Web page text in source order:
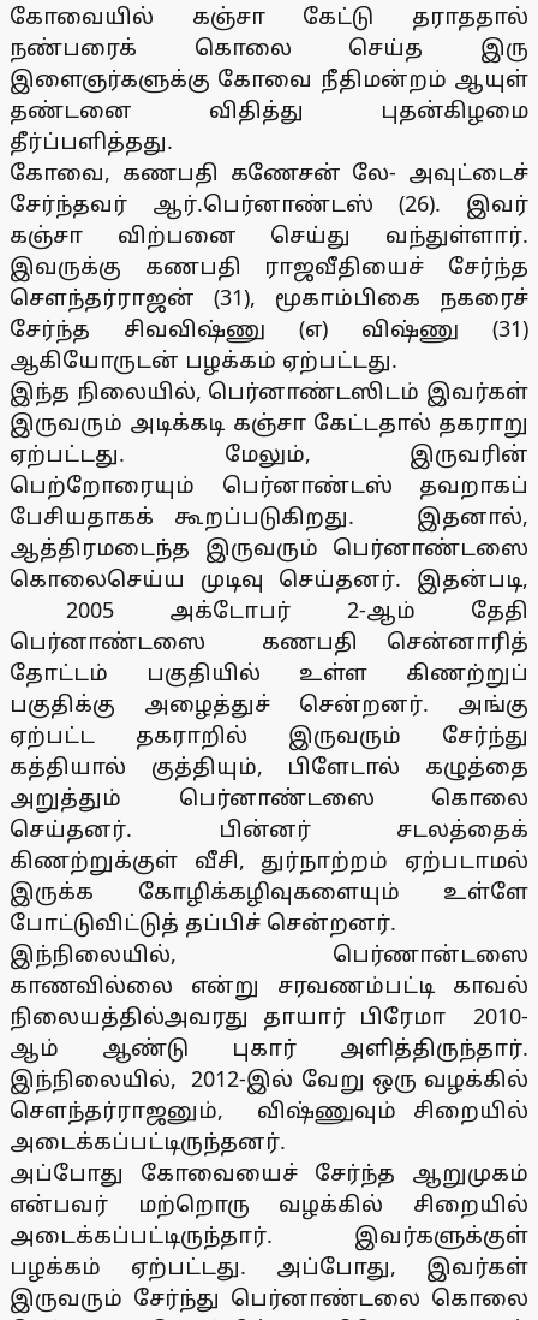
கோவையில் கஞ்சா கேட்டு தராததால்
நண்பரைக் கொலை செய்த இரு
இளைஞர்களுக்கு கோவை நீதிமன்றம் ஆயுள்
தண்டனை விதித்து புதன்கிழமை
தீர்ப்பளித்தது.
கோவை, கணபதி கணேசன் லே- அவுட்டைச்
சேர்ந்தவர் ஆர்.பெர்னாண்டஸ் (26). இவர்
கஞ்சா விற்பனை செய்து வந்துள்ளார்.
இவருக்கு கணபதி ராஜவீதியைச் சேர்ந்த
சௌந்தர்ராஜன் (31), மூகாம்பிகை நகரைச்
சேர்ந்த சிவவிஷ்ணு (எ) விஷ்ணு (31)
ஆகியோருடன் பழக்கம் ஏற்பட்டது.
இந்த நிலையில், பெர்னாண்டஸிடம் இவர்கள்
இருவரும் அடிக்கடி கஞ்சா கேட்டதால் தகராறு
ஏற்பட்டது. மேலும், இருவரின்
பெற்றோரையும் பெர்னாண்டஸ் தவறாகப்
பேசியதாகக் கூறப்படுகிறது. இதனால்,
ஆத்திரமடைந்த இருவரும் பெர்னாண்டஸை
கொலைசெய்ய முடிவு செய்தனர். இதன்படி,
2005 அக்டோபர் 2-ஆம் தேதி
பெர்னாண்டஸை கணபதி சென்னாரித்
தோட்டம் பகுதியில் உள்ள கிணற்றுப்
பகுதிக்கு அழைத்துச் சென்றனர். அங்கு
ஏற்பட்ட தகராறில் இருவரும் சேர்ந்து
கத்தியால் குத்தியும், பிளேடால் கழுத்தை
அறுத்தும் பெர்னாண்டஸை கொலை
செய்தனர். பின்னர் சடலத்தைக்
கிணற்றுக்குள் வீசி, துர்நாற்றம் ஏற்படாமல்
இருக்க கோழிக்கழிவுகளையும் உள்ளே
போட்டுவிட்டுத் தப்பிச் சென்றனர்.
இந்நிலையில், பெர்ணான்டஸை
காணவில்லை என்று சரவணம்பட்டி காவல்
நிலையத்தில்அவரது தாயார் பிரேமா 2010-
ஆம் ஆண்டு புகார் அளித்திருந்தார்.
இந்நிலையில், 2012-இல் வேறு ஒரு வழக்கில்
சௌந்தர்ராஜனும், விஷ்ணுவும் சிறையில்
அடைக்கப்பட்டிருந்தனர்.
அப்போது கோவையைச் சேர்ந்த ஆறுமுகம்
என்பவர் மற்றொரு வழக்கில் சிறையில்
அடைக்கப்பட்டிருந்தார். இவர்களுக்குள்
பழக்கம் ஏற்பட்டது. அப்போது, இவர்கள்
இருவரும் சேர்ந்து பெர்னாண்டலை கொலை